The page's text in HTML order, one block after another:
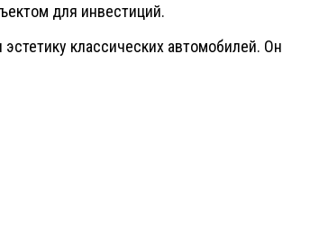
для инвестиций.
классических автомобилей. Он